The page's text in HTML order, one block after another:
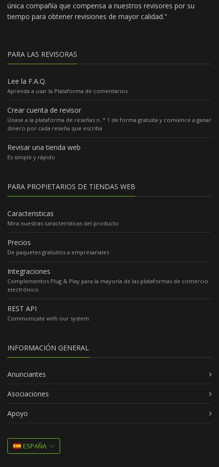
única compañía que compensa a nuestros revisores por su
tiempo para obtener revisiones de mayor calidad."
PARA LAS REVISORAS
Lee la F.A.Q.
Aprenda a usar la Plataforma de comentarios
Crear cuenta de revisor
Únase a la plataforma de reseñas n. ° 1 de forma gratuita y comience a ganar
dinero por cada reseña que escriba
Revisar una tienda web
Es simple y rápido
PARA PROPIETARIOS DE TIENDAS WEB
Caracteristicas
Mira nuestras características del producto
Precios
De paquetes gratuitos a empresariales
Integraciones
Complementos Plug & Play para la mayoría de las plataformas de comercio
electrónico
REST API
Communicate with our system
INFORMACIÓN GENERAL
Anunciantes
Asociaciones
Apoyo
ESPAÑA